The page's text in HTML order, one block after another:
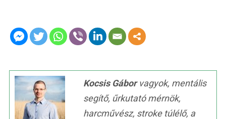
Kocsis Gáborvagyok, mentális
segítő, űrkutató mérnök,
harcművész, stroke túlélő, a